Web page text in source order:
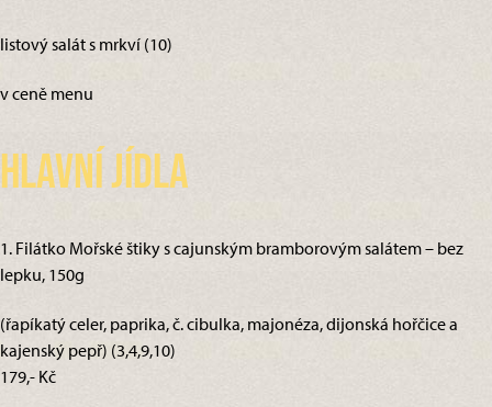
listový salát s mrkví (10)
v ceně menu
Hlavní jídla
1. Filátko Mořské štiky s cajunským bramborovým salátem – bez
lepku, 150g
(řapíkatý celer, paprika, č. cibulka, majonéza, dijonská hořčice a
kajenský pepř) (3,4,9,10)
179,- Kč